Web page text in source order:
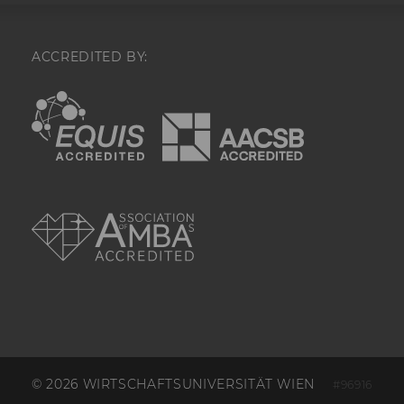
ACCREDITED BY:
EQUIS
© 2026 WIRTSCHAFTSUNIVERSITÄT WIEN #96916
auf die Website
enthält
welche
verbessern.